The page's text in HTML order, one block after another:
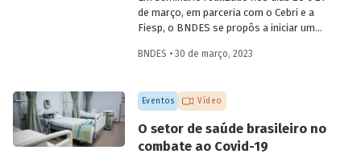
de março, em parceria com o Cebri e a
Fiesp, o BNDES se propôs a iniciar um
principais questões do desenvolvimento
internacionais e representantes de
governo e da área acadêmica no Brasil.
Um dos temas abordados foi como o
Estado e as instituições financeiras de
desenvolvimento (IFD) podem atuar para
BNDES • 30 de março, 2023
Eventos Vídeo
O setor de saúde brasileiro no
combate ao Covid-19